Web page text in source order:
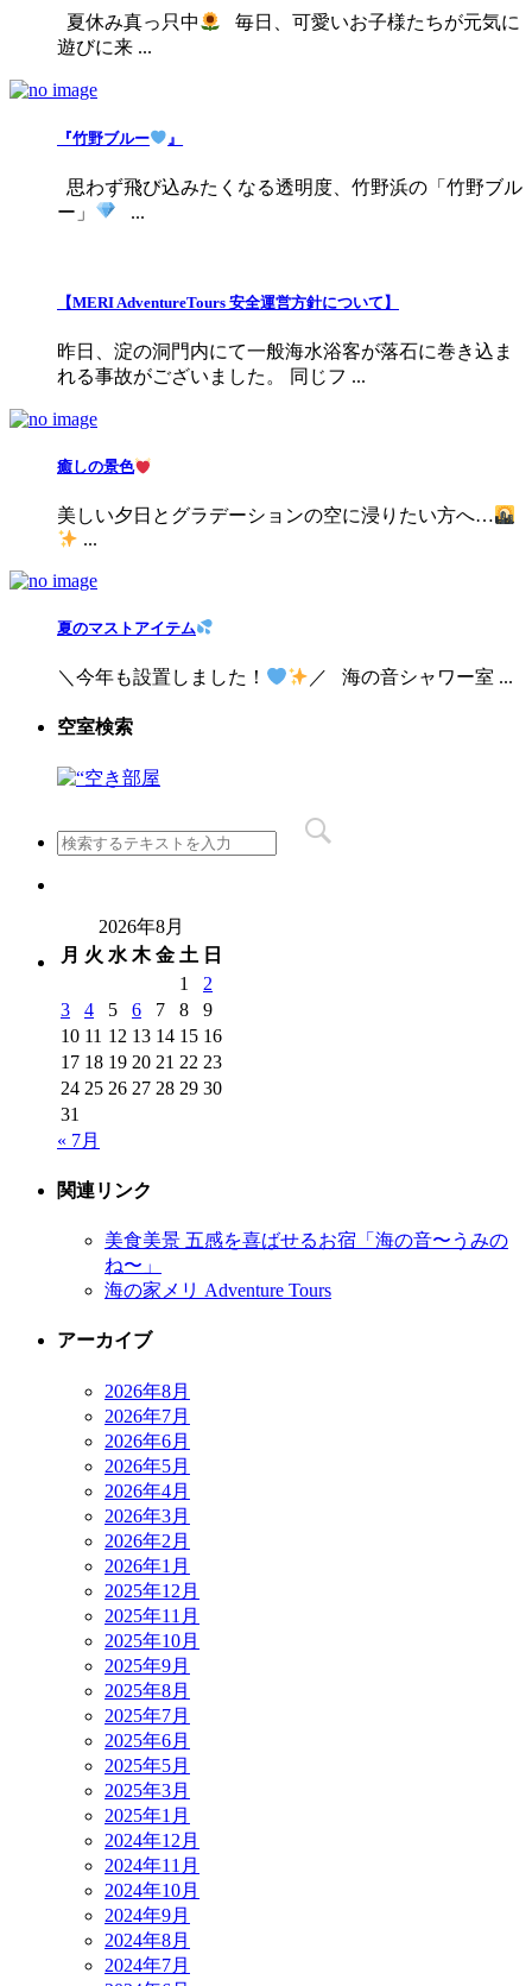
夏休み真っ只中
毎日、可愛いお子様たちが元気に
遊びに来 ...
『竹野ブルー 』
思わず飛び込みたくなる透明度、竹野浜の「竹野ブル
ー」
...
【MERI AdventureTours 安全運営方針について】
昨日、淀の洞門内にて一般海水浴客が落石に巻き込ま
れる事故がございました。 同じフ ...
癒しの景色
美しい夕日とグラデーションの空に浸りたい方へ…
...
夏のマストアイテム
＼今年も設置しました！ ／ 海の音シャワー室 ...
空室検索
2026年8月
月 火 水 木 金 土 日
1
2
3
4 5 6 7 8
9
10 11 12 13 14 15 16
17 18 19 20 21 22 23
24 25 26 27 28 29 30
31
« 7月
関連リンク
美食美景 五感を喜ばせるお宿「海の音〜うみの
ね〜」
海の家メリ Adventure Tours
アーカイブ
2026年8月
2026年7月
2026年6月
2026年5月
2026年4月
2026年3月
2026年2月
2026年1月
2025年12月
2025年11月
2025年10月
2025年9月
2025年8月
2025年7月
2025年6月
2025年5月
2025年3月
2025年1月
2024年12月
2024年11月
2024年10月
2024年9月
2024年8月
2024年7月